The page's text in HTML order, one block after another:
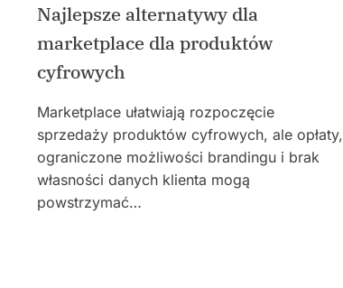
Najlepsze alternatywy dla
marketplace dla produktów
cyfrowych
Marketplace ułatwiają rozpoczęcie
sprzedaży produktów cyfrowych, ale opłaty,
ograniczone możliwości brandingu i brak
własności danych klienta mogą
powstrzymać…